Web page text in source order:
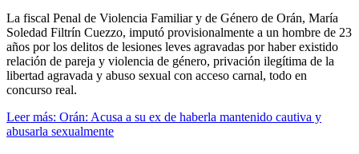
La fiscal Penal de Violencia Familiar y de Género de Orán, María
Soledad Filtrín Cuezzo, imputó provisionalmente a un hombre de 23
años por los delitos de lesiones leves agravadas por haber existido
relación de pareja y violencia de género, privación ilegítima de la
libertad agravada y abuso sexual con acceso carnal, todo en
concurso real.
Leer más: Orán: Acusa a su ex de haberla mantenido cautiva y
abusarla sexualmente